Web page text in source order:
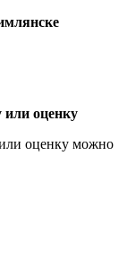
или оценку
оценку можно